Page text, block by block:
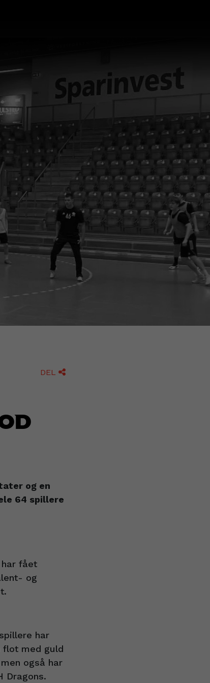
DEL 
og en
64 spillere
fået
og
har
flot med guld
også har
Dragons.